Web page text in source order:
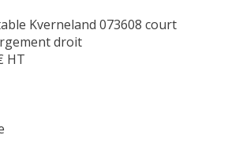
Kverneland 073608 court
droit
HT